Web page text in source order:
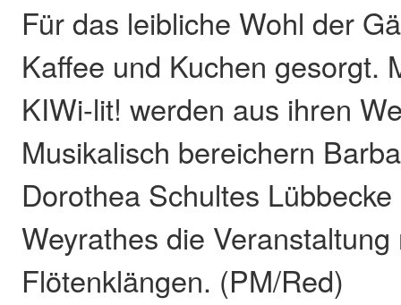
Für das leibliche Wohl der
Kaffee und Kuchen gesorgt.
KIWi-lit! werden aus ihren
Musikalisch bereichern
Dorothea Schultes
Weyrathes die
Flötenklängen. (PM/Red)